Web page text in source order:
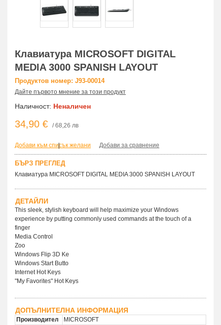
Клавиатура MICROSOFT DIGITAL
MEDIA 3000 SPANISH LAYOUT
Продуктов номер: J93-00014
Дайте първото мнение за този продукт
Наличност: Неналичен
34,90 € / 68,26 лв
Добави към списък желани
| Добави за сравнение
БЪРЗ ПРЕГЛЕД
Клавиатура MICROSOFT DIGITAL MEDIA 3000 SPANISH LAYOUT
ДЕТАЙЛИ
This sleek, stylish keyboard will help maximize your Windows
experience by putting commonly used commands at the touch of a
finger
Media Control
Zoo
Windows Flip 3D Ke
Windows Start Butto
Internet Hot Keys
"My Favorites" Hot Keys
ДОПЪЛНИТЕЛНА ИНФОРМАЦИЯ
Производител
MICROSOFT